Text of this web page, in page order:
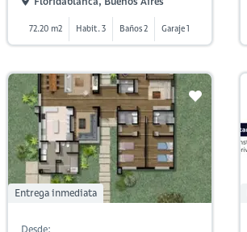
72.20 m2 Habit. 3 Baños 2 Garaje 1
Entrega inmediata
Desde: